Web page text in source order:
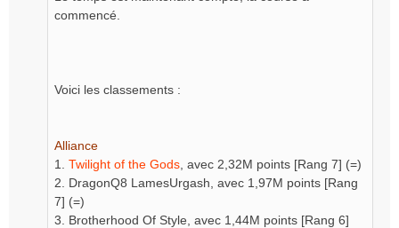
commencé.
Voici les classements :
Alliance
1. Twilight of the Gods , avec 2,32M points [Rang 7] (=)
2. DragonQ8 LamesUrgash, avec 1,97M points [Rang
7] (=)
3. Brotherhood Of Style, avec 1,44M points [Rang 6]